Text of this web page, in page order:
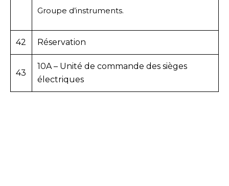
Groupe d’instruments.
42 Réservation
43
10A – Unité de commande des sièges
électriques